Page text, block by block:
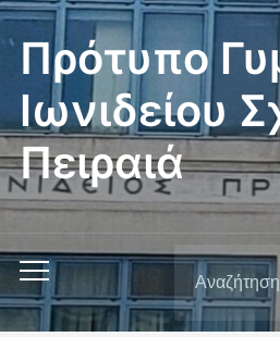
Πρότυπο
Ιωνιδείου
Πειραιά
Εναλλαγή
του
Αναζήτηση
για: